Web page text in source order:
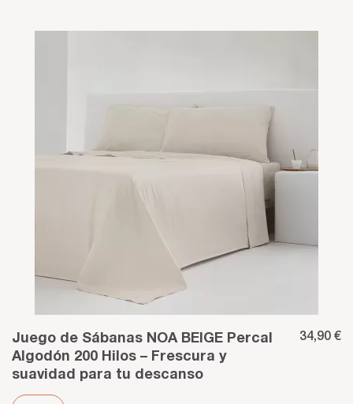
Juego de Sábanas NOA BEIGE Percal
Algodón 200 Hilos – Frescura y
suavidad para tu descanso
34,90 €